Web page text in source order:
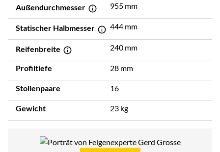
Außendurchmesser 955 mm
Statischer Halbmesser 444 mm
Reifenbreite 240 mm
Profiltiefe 28 mm
Stollenpaare 16
Gewicht 23 kg